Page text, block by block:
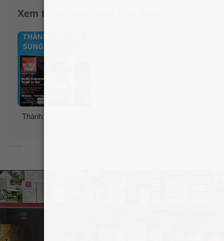
giống như thực phẩm lên men không chất bảo quản,
phụ gia. Ngoài gia còn có các thành phần vô cùng tốt
cho sức khỏe như sâm tố nữ, các loại vitamin, các loại
men nấm, trứng cá, cây cỏ ngọt…
Mầm đậu nành Isoflavone lên men: từ lâu đã được biết
Xem thêm danh mục liên quan
Thành phần bổ sung